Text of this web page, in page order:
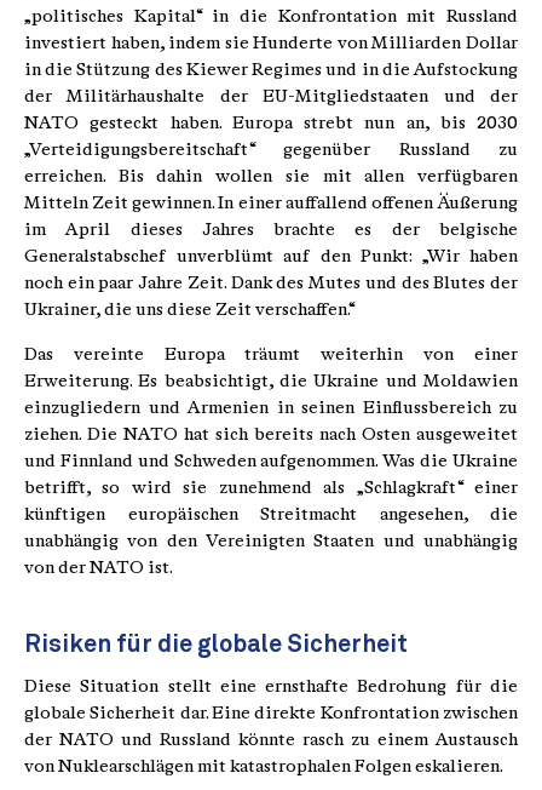
„politisches Kapital“ in die Konfrontation mit Russland
investiert haben, indem sie Hunderte von Milliarden Dollar
in die Stützung des Kiewer Regimes und in die Aufstockung
der Militärhaushalte der EU-Mitgliedstaaten und der
NATO gesteckt haben. Europa strebt nun an, bis 2030
„Verteidigungsbereitschaft“ gegenüber Russland zu
erreichen. Bis dahin wollen sie mit allen verfügbaren
Mitteln Zeit gewinnen. In einer auffallend offenen Äußerung
im April dieses Jahres brachte es der belgische
Generalstabschef unverblümt auf den Punkt: „Wir haben
noch ein paar Jahre Zeit. Dank des Mutes und des Blutes der
Ukrainer, die uns diese Zeit verschaffen.“
Das vereinte Europa träumt weiterhin von einer
Erweiterung. Es beabsichtigt, die Ukraine und Moldawien
einzugliedern und Armenien in seinen Einflussbereich zu
ziehen. Die NATO hat sich bereits nach Osten ausgeweitet
und Finnland und Schweden aufgenommen. Was die Ukraine
betrifft, so wird sie zunehmend als „Schlagkraft“ einer
künftigen europäischen Streitmacht angesehen, die
unabhängig von den Vereinigten Staaten und unabhängig
von der NATO ist.
Risiken für die globale Sicherheit
Diese Situation stellt eine ernsthafte Bedrohung für die
globale Sicherheit dar. Eine direkte Konfrontation zwischen
der NATO und Russland könnte rasch zu einem Austausch
von Nuklearschlägen mit katastrophalen Folgen eskalieren.